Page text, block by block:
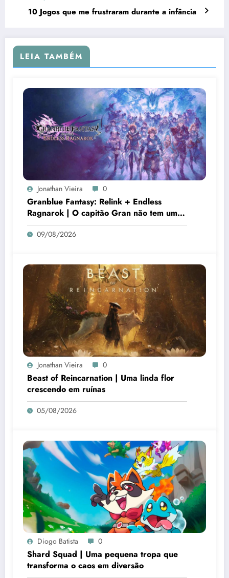
10 Jogos que me frustraram durante a infância
LEIA TAMBÉM
Jonathan Vieira 0
Granblue Fantasy: Relink + Endless
Ragnarok | O capitão Gran não tem um
segundo de paz no céu
09/08/2026
Jonathan Vieira 0
Beast of Reincarnation | Uma linda flor
crescendo em ruínas
05/08/2026
Diogo Batista 0
Shard Squad | Uma pequena tropa que
transforma o caos em diversão